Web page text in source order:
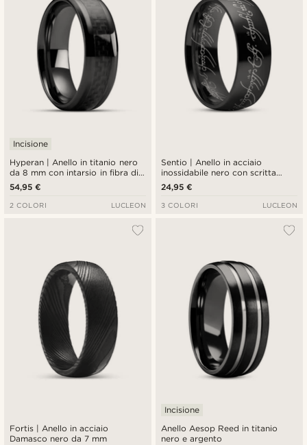
Hyperan | Anello in titanio nero
da 8 mm con intarsio in fibra di
carbonio
Incisione
54,95 €
2 COLORI LUCLEON
Sentio | Anello in acciaio
inossidabile nero con scritta
elfica color oro
24,95 €
3 COLORI LUCLEON
Fortis | Anello in acciaio
Damasco nero da 7 mm
Anello Aesop Reed in titanio
nero e argento
Incisione